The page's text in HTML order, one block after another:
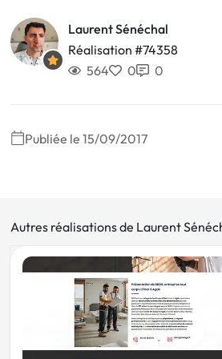
Laurent Sénéchal
Réalisation #74358
564
0 0
Publiée le 15/09/2017
Autres réalisations de Laurent